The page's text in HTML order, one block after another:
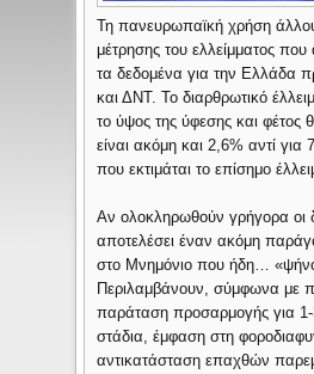
Τη πανευρωπαϊκή χρήση
μέτρησης του ελλείμματος που
τα δεδομένα για την Ελλάδα
και ΔΝΤ. Το διαρθρωτικό
το ύψος της ύφεσης και φέτος
είναι ακόμη και 2,6% αντί
που εκτιμάται το επίσημο
Αν ολοκληρωθούν γρήγορα οι
αποτελέσει έναν ακόμη
στο Μνημόνιο που ήδη…
Περιλαμβάνουν, σύμφωνα με
παράταση προσαρμογής για 1-
στάδια, έμφαση στη
αντικατάσταση επαχθών